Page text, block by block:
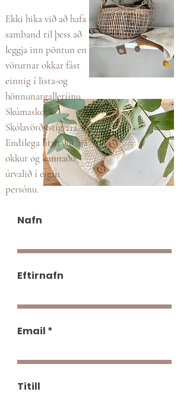
Ekki hika við að hafa
samband til þess að
leggja inn pöntun en
vörurnar okkar fást
einnig í lista-og
hönnunargalleríinu
Skúmaskoti,
Skólavörðustíg 21a.
Endilega líttu við hjá
okkur og kannaðu
úrvalið í eigin
persónu.
Nafn
Eftirnafn
Email
Titill